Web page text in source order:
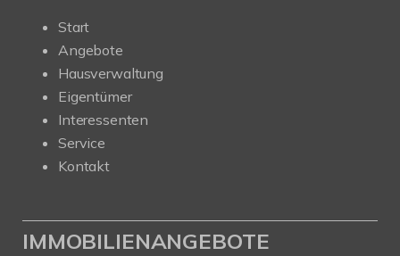
Start
Angebote
Hausverwaltung
Eigentümer
Interessenten
Service
Kontakt
IMMOBILIENANGEBOTE